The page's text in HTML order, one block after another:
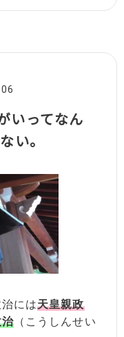
いってなん
い。
には天皇親政
（こうしんせい